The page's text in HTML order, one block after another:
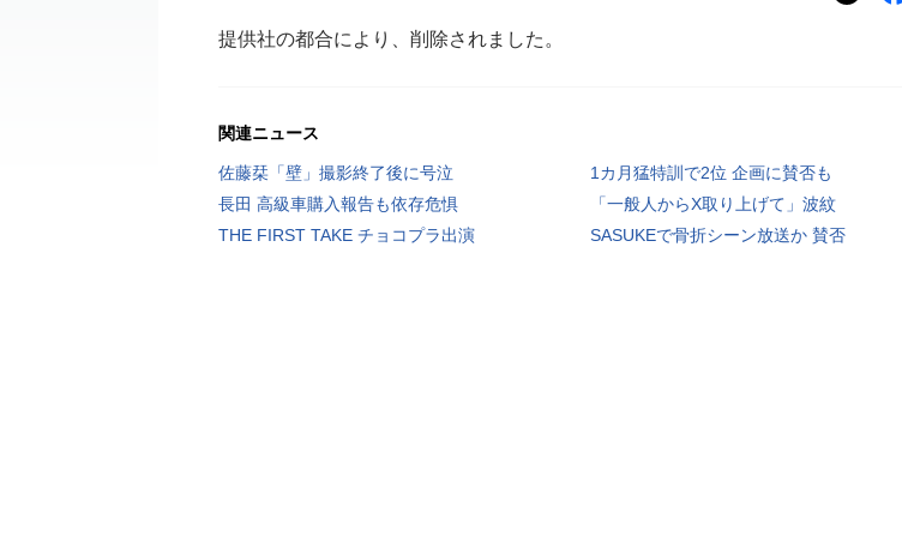
提供社の都合により、削除されました。
関連ニュース
佐藤栞「壁」撮影終了後に号泣
1カ月猛特訓で2位 企画に賛否も
長田 高級車購入報告も依存危惧
「一般人からX取り上げて」波紋
THE FIRST TAKE チョコプラ出演
SASUKEで骨折シーン放送か 賛否